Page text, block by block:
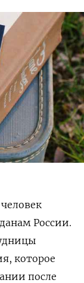
России.
которое
после